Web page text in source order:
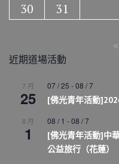
30
31
近期道場活動
7 月
25
07 / 25 -08 / 7
[佛光青年活動
8 月
1
08 / 1 -08 / 7
[佛光青年活動]中
公益旅行（花蓮）